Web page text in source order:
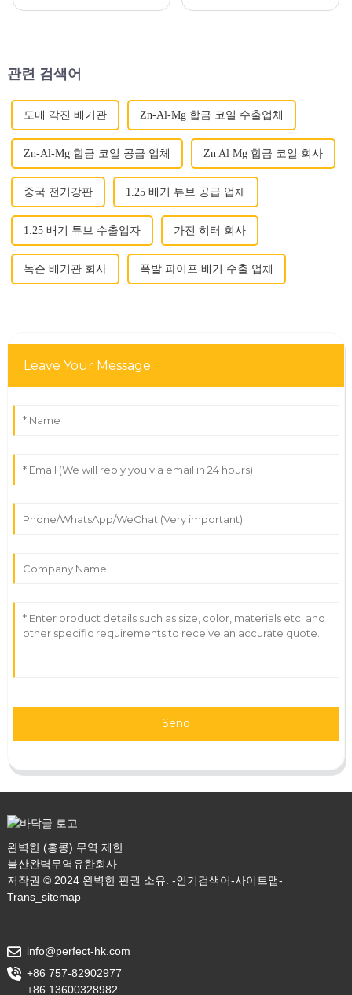
관련 검색어
도매 각진 배기관 Zn-Al-Mg 합금 코일 수출업체
Zn-Al-Mg 합금 코일 공급 업체 Zn Al Mg 합금 코일 회사
중국 전기강판 1.25 배기 튜브 공급 업체
1.25 배기 튜브 수출업자 가전 ​​히터 회사
녹슨 배기관 회사 폭발 파이프 배기 수출 업체
Leave Your Message
Send
완벽한 (홍콩) 무역 제한
불산완벽무역유한회사
저작권 © 2024 완벽한 판권 소유. -인기검색어-사이트맵-
Trans_sitemap
info@perfect-hk.com
+86 757-82902977
+86 13600328982